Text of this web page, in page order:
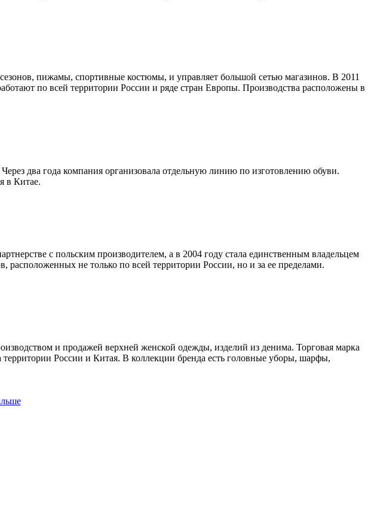
пижамы, спортивные костюмы, и управляет большой сетью магазинов. В 2011
по всей территории России и ряде стран Европы. Производства расположены в
два года компания организовала отдельную линию по изготовлению обуви.
в Китае.
с польским производителем, а в 2004 году стала единственным владельцем
расположенных не только по всей территории России, но и за ее пределами.
и продажей верхней женской одежды, изделий из денима. Торговая марка
России и Китая. В коллекции бренда есть головные уборы, шарфы,